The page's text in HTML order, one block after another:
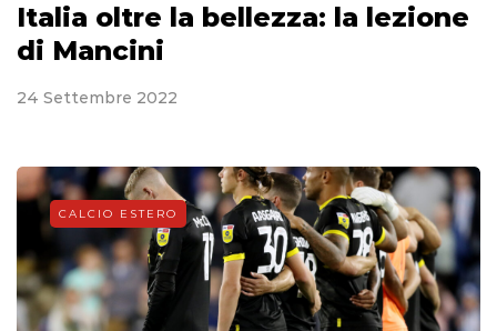
Italia oltre la bellezza: la lezione
di Mancini
24 Settembre 2022
CALCIO ESTERO